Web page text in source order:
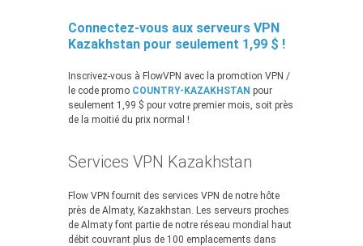
Connectez-vous aux serveurs VPN
Kazakhstan pour seulement 1,99 $ !
Inscrivez-vous à FlowVPN avec la promotion VPN /
le code promo COUNTRY-KAZAKHSTAN pour
seulement 1,99 $ pour votre premier mois, soit près
de la moitié du prix normal !
Services VPN Kazakhstan
Flow VPN fournit des services VPN de notre hôte
près de Almaty, Kazakhstan. Les serveurs proches
de Almaty font partie de notre réseau mondial haut
débit couvrant plus de 100 emplacements dans